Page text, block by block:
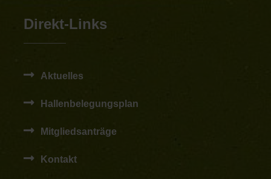
Direkt-Links
Aktuelles
Hallenbelegungsplan
Mitgliedsanträge
Kontakt